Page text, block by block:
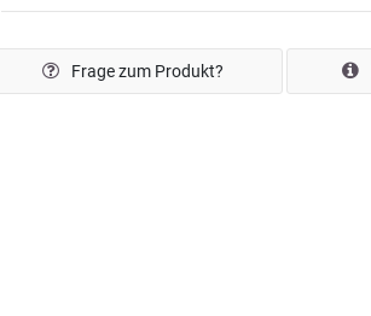
Frage zum Produkt?